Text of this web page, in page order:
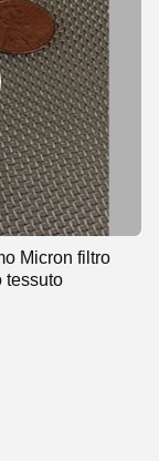
Micron filtro
tessuto